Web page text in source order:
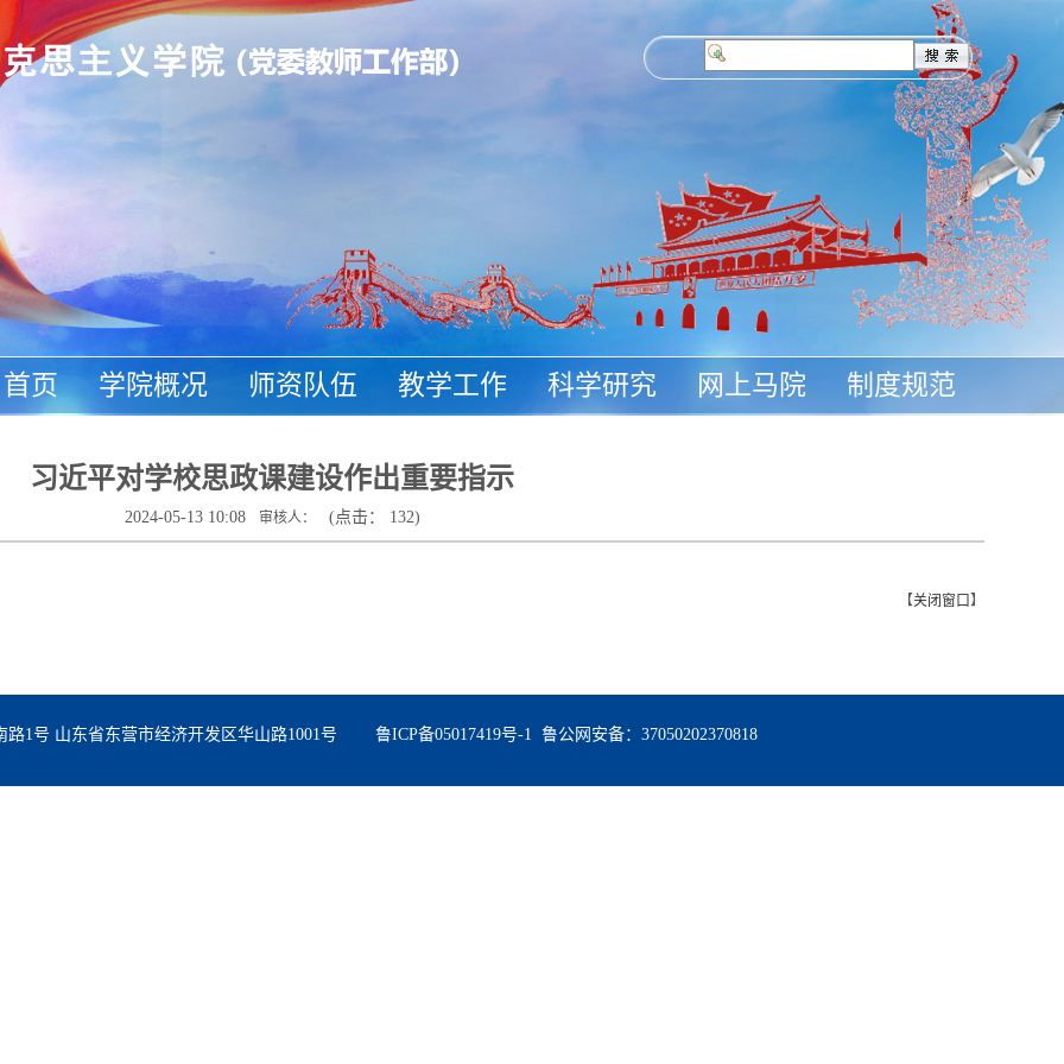
首页 学院概况 师资队伍 教学工作 科学研究 网上马院
制度规范
习近平对学校思政课建设作出重要指示
2024-05-13 10:08 审核人： (点击： 132)
【关闭窗口 】
路1号 山东省东营市经济开发区华山路1001号 鲁ICP备05017419号-1 鲁公网安备：37050202370818